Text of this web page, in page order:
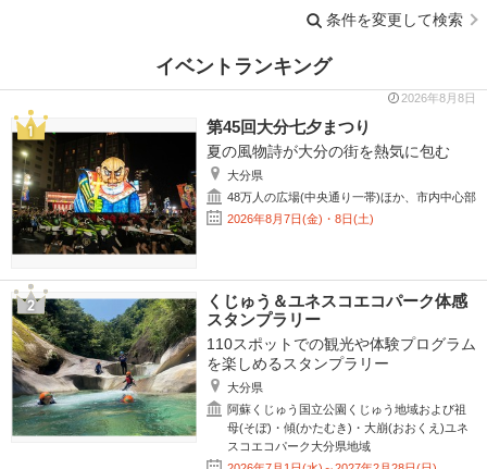
条件を変更して検索
イベントランキング
2026年8月8日
第45回大分七夕まつり
夏の風物詩が大分の街を熱気に包む
大分県
48万人の広場(中央通り一帯)ほか、市内中心部
2026年8月7日(金)・8日(土)
くじゅう＆ユネスコエコパーク体感
スタンプラリー
110スポットでの観光や体験プログラム
を楽しめるスタンプラリー
大分県
阿蘇くじゅう国立公園くじゅう地域および祖
母(そぼ)・傾(かたむき)・大崩(おおくえ)ユネ
スコエコパーク大分県地域